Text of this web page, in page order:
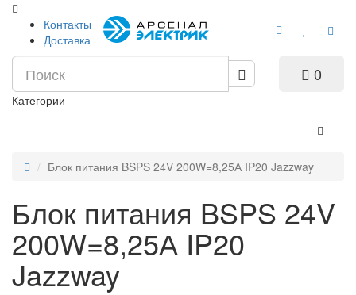
Контакты
Доставка
0
Категории
Блок питания BSPS 24V 200W=8,25А IP20 Jazzway
Блок питания BSPS 24V
200W=8,25А IP20
Jazzway